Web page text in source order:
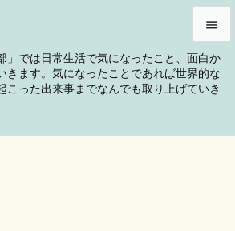
」では日常生活で気になったこと、面白か
きます。気になったことであれば世界的な
こった出来事までなんでも取り上げていき


メニュ

